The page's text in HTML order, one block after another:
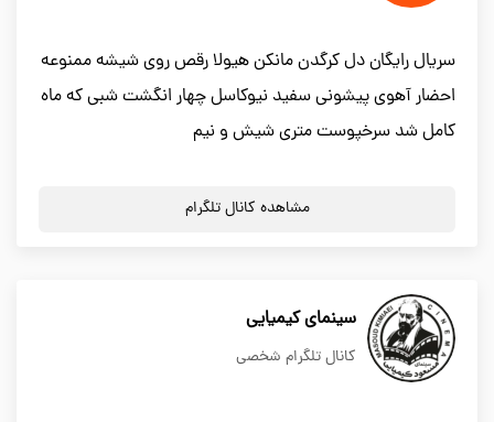
سریال رایگان دل كرگدن مانكن هيولا رقص روى شيشه ممنوعه
احضار آهوى پيشونى سفيد نيوكاسل چهار انگشت شبي كه ماه
كامل شد سرخپوست متري شیش و نیم
مشاهده کانال تلگرام
سینمای کیمیایی
کانال تلگرام شخصی